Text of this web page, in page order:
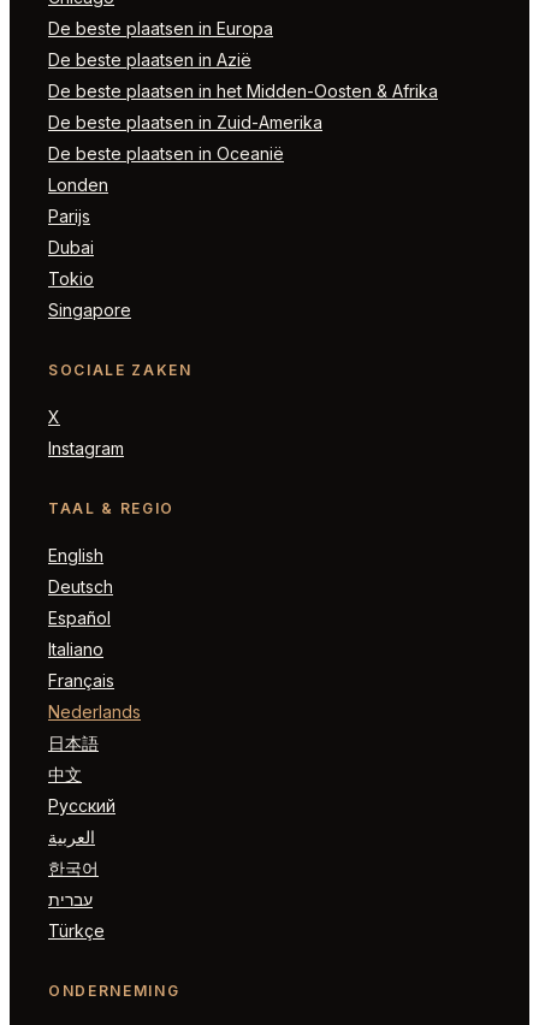
De beste plaatsen in Europa
De beste plaatsen in Azië
De beste plaatsen in het Midden-Oosten & Afrika
De beste plaatsen in Zuid-Amerika
De beste plaatsen in Oceanië
Londen
Parijs
Dubai
Tokio
Singapore
SOCIALE ZAKEN
X
Instagram
TAAL & REGIO
English
Deutsch
Español
Italiano
Français
Nederlands
日本語
中文
Русский
العربية
한국어
עברית
Türkçe
ONDERNEMING